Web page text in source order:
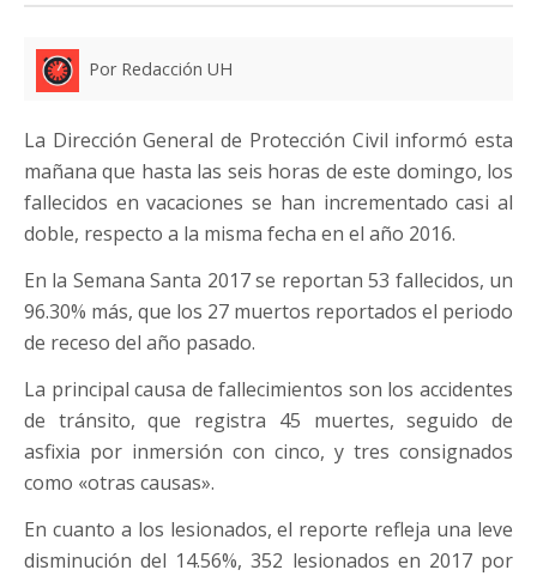
Por Redacción UH
La Dirección General de Protección Civil informó esta
mañana que hasta las seis horas de este domingo, los
fallecidos en vacaciones se han incrementado casi al
doble, respecto a la misma fecha en el año 2016.
En la Semana Santa 2017 se reportan 53 fallecidos, un
96.30% más, que los 27 muertos reportados el periodo
de receso del año pasado.
La principal causa de fallecimientos son los accidentes
de tránsito, que registra 45 muertes, seguido de
asfixia por inmersión con cinco, y tres consignados
como «otras causas».
En cuanto a los lesionados, el reporte refleja una leve
disminución del 14.56%, 352 lesionados en 2017 por